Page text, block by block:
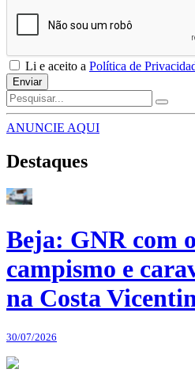
Li e aceito a Política de
Enviar
ANUNCIE AQUI
Destaques
Beja: GNR com
campismo e
na Costa
30/07/2026